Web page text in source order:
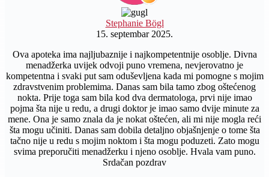
Stephanie Bögl
15. septembar 2025.
Ova apoteka ima najljubaznije i najkompetentnije osoblje. Divna
menadžerka uvijek odvoji puno vremena, nevjerovatno je
kompetentna i svaki put sam oduševljena kada mi pomogne s mojim
zdravstvenim problemima. Danas sam bila tamo zbog oštećenog
nokta. Prije toga sam bila kod dva dermatologa, prvi nije imao
pojma šta nije u redu, a drugi doktor je imao samo dvije minute za
mene. Ona je samo znala da je nokat oštećen, ali mi nije mogla reći
šta mogu učiniti. Danas sam dobila detaljno objašnjenje o tome šta
tačno nije u redu s mojim noktom i šta mogu poduzeti. Zato mogu
svima preporučiti menadžerku i njeno osoblje. Hvala vam puno.
Srdačan pozdrav